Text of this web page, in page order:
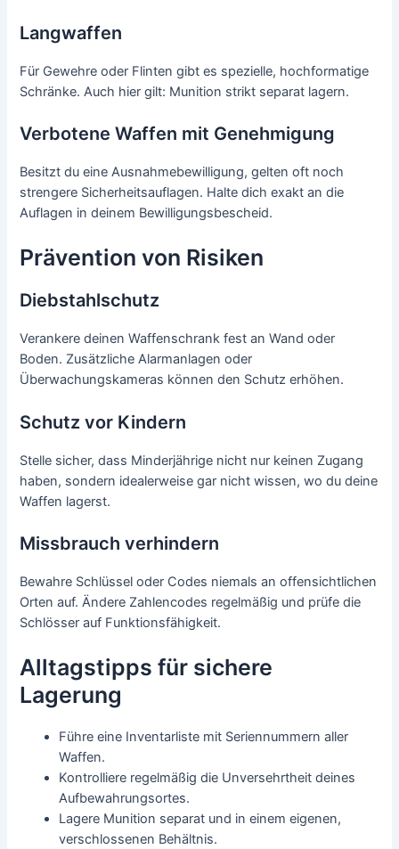
Langwaffen
Für Gewehre oder Flinten gibt es spezielle, hochformatige
Schränke. Auch hier gilt: Munition strikt separat lagern.
Verbotene Waffen mit Genehmigung
Besitzt du eine Ausnahmebewilligung, gelten oft noch
strengere Sicherheitsauflagen. Halte dich exakt an die
Auflagen in deinem Bewilligungsbescheid.
Prävention von Risiken
Diebstahlschutz
Verankere deinen Waffenschrank fest an Wand oder
Boden. Zusätzliche Alarmanlagen oder
Überwachungskameras können den Schutz erhöhen.
Schutz vor Kindern
Stelle sicher, dass Minderjährige nicht nur keinen Zugang
haben, sondern idealerweise gar nicht wissen, wo du deine
Waffen lagerst.
Missbrauch verhindern
Bewahre Schlüssel oder Codes niemals an offensichtlichen
Orten auf. Ändere Zahlencodes regelmäßig und prüfe die
Schlösser auf Funktionsfähigkeit.
Alltagstipps für sichere
Lagerung
Führe eine Inventarliste mit Seriennummern aller
Waffen.
Kontrolliere regelmäßig die Unversehrtheit deines
Aufbewahrungsortes.
Lagere Munition separat und in einem eigenen,
verschlossenen Behältnis.